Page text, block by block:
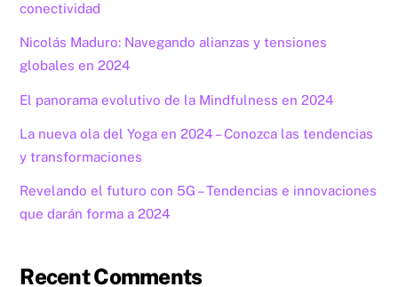
conectividad
Nicolás Maduro: Navegando alianzas y tensiones
globales en 2024
El panorama evolutivo de la Mindfulness en 2024
La nueva ola del Yoga en 2024 – Conozca las tendencias
y transformaciones
Revelando el futuro con 5G – Tendencias e innovaciones
que darán forma a 2024
Recent Comments